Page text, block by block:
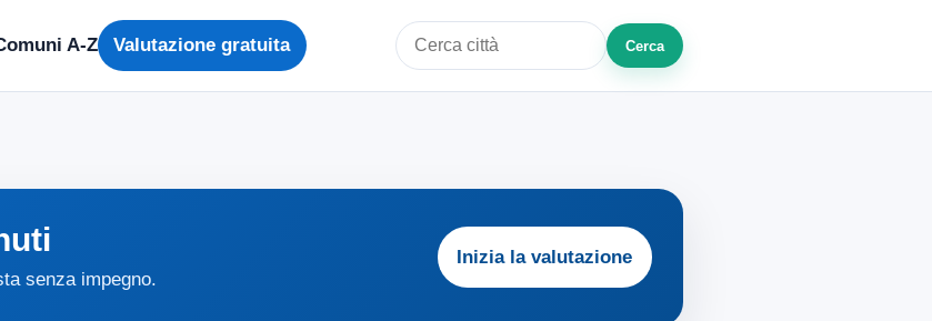
A-Z Valutazione gratuita
Cerca città o zona
Cerca
senza impegno.
Inizia la valutazione